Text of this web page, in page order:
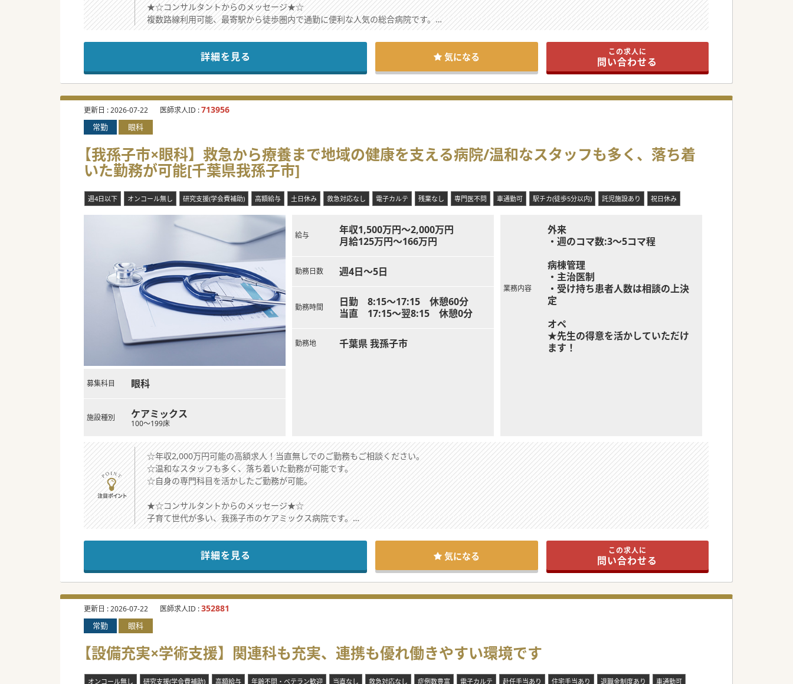
★☆コンサルタントからのメッセージ★☆
複数路線利用可能、最寄駅から徒歩圏内で通勤に便利な人気の総合病院です。
医師はもちろん、スタッフも優秀な方が多く、日々ハイレベルな医療を提供しています。
大型法人が経営しているため、各種福利厚生も大変充実♪
レベルアップを目指す方にとって、これ以上の環境はありません。
#春入職可
詳細を見る 気になる この求人に
問い合わせる
更新日 :2026-07-22 医師求人ID :713956
常勤 眼科
【我孫子市×眼科】救急から療養まで地域の健康を支える病院/温和なスタッフも多く、落ち着
いた勤務が可能[千葉県我孫子市]
週4日以下 オンコール無し 研究支援(学会費補助) 高額給与 土日休み 救急対応なし 電子カルテ 残業なし 専門医不問 車通勤可 駅チカ(徒歩5分以内) 託児施設あり 祝日休み
募集科目 眼科
施設種別 ケアミックス
100～199床
給与
年収1,500万円～2,000万円
月給125万円～166万円
勤務日数 週4日～5日
勤務時間
日勤 8:15～17:15 休憩60分
当直 17:15～翌8:15 休憩0分
勤務地 千葉県 我孫子市
業務内容
外来
・週のコマ数:3～5コマ程
病棟管理
・主治医制
・受け持ち患者人数は相談の上決
定
オペ
★先生の得意を活かしていただけ
ます！
☆年収2,000万円可能の高額求人！当直無しでのご勤務もご相談ください。
☆温和なスタッフも多く、落ち着いた勤務が可能です。
☆自身の専門科目を活かしたご勤務が可能。
★☆コンサルタントからのメッセージ★☆
子育て世代が多い、我孫子市のケアミックス病院です。
周辺には救急患者を積極的に受け入れている医療機関が多く、
こちらの病院に救急患者はあまり来院されませんので、比較的ゆったり勤務が可能です。
ご興味ある方は、お気軽にお問い合わせください。
#春入職可 #秋入職可
詳細を見る 気になる この求人に
問い合わせる
更新日 :2026-07-22 医師求人ID :352881
常勤 眼科
【設備充実×学術支援】関連科も充実、連携も優れ働きやすい環境です
オンコール無し 研究支援(学会費補助) 高額給与 年齢不問・ベテラン歓迎 当直なし 救急対応なし 症例数豊富 電子カルテ 赴任手当あり 住宅手当あり 退職金制度あり 車通勤可